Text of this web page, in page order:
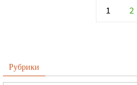
1 2
Рубрики